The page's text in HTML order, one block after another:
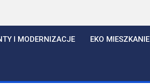
I MODERNIZACJE EKO MIESZKANIE